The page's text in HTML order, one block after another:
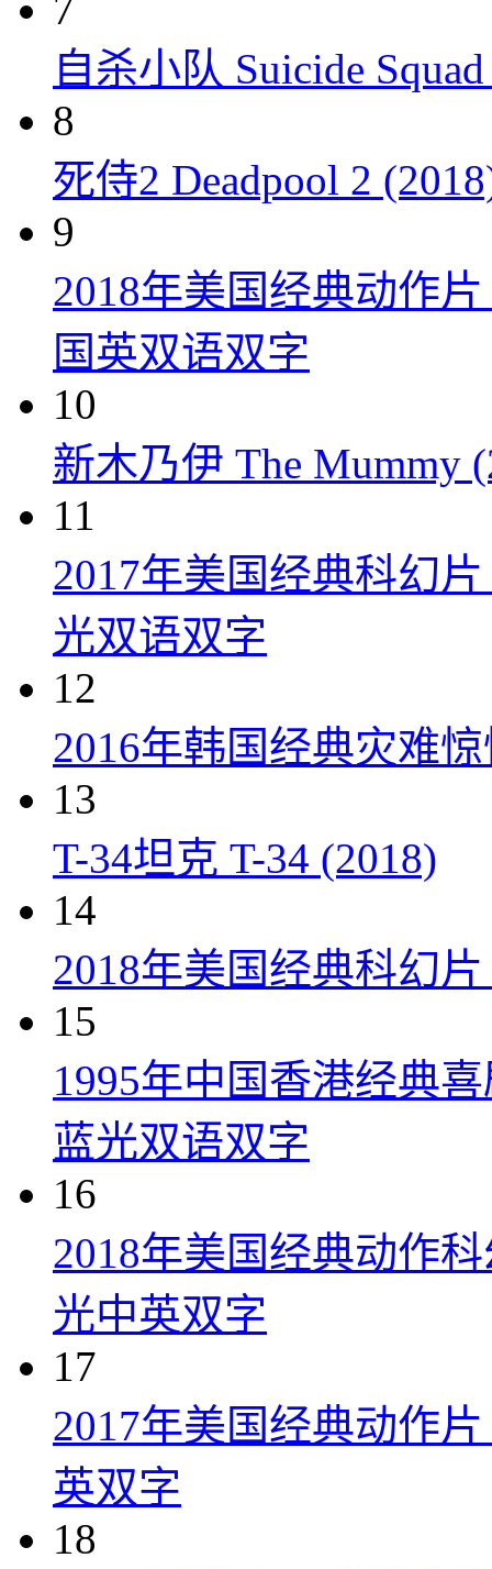
自杀小队 Suicide
8
死侍2 Deadpool 2
9
2018年美国经典动作
国英双语双字
10
新木乃伊 The Mummy
11
2017年美国经典科幻
光双语双字
12
2016年韩国经典灾难
13
T-34坦克 T-34 (2018)
14
2018年美国经典科幻
15
1995年中国香港经典
蓝光双语双字
16
2018年美国经典动作
光中英双字
17
2017年美国经典动作
英双字
18